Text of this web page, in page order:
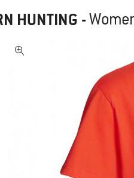
HUNTING -